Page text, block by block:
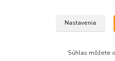
Upravit sběr
Vytvorené na
Nastavenia
Súhlas môžete